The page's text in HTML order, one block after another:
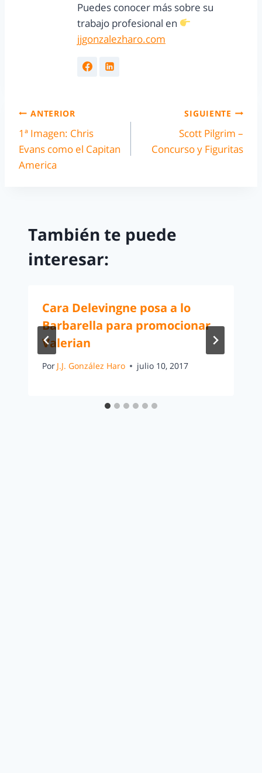
Puedes conocer más sobre su
trabajo profesional en
jjgonzalezharo.com
ANTERIOR
1ª Imagen: Chris
Evans como el Capitan
America
SIGUIENTE
Scott Pilgrim –
Concurso y Figuritas
También te puede
interesar:
Cara Delevingne posa a lo
Barbarella para promocionar
Valerian
Por J.J. González Haro julio 10, 2017